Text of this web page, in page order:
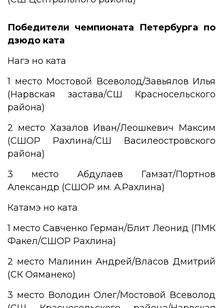
Победители чемпионата Петербурга по
дзюдо ката
Нагэ но ката
1 место Мостовой Всеволод/Завьялов Илья
(Нарвская застава/СШ Красносельского
района)
2 место Хазалов Иван/Леошкевич Максим
(СШОР Рахлина/СШ Василеостровского
района)
3 место Абдулаев Гамзат/Портнов
Александр (СШОР им. А.Рахлина)
Катамэ но ката
1 место Савченко Герман/Блит Леонид (ПМК
Факел/СШОР Рахлина)
2 место Малинин Андрей/Власов Дмитрий
(СК Ояманеко)
3 место Володин Олег/Мостовой Всеволод